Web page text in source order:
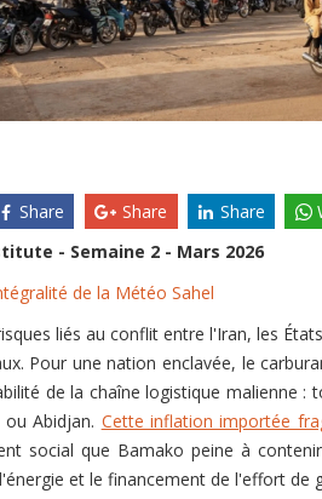
Share Share Share
- Semaine 2 - Mars 2026
de la Météo Sahel
liés au conflit entre l'Iran, les
Pour une nation enclavée, le
de la chaîne logistique malienne
Abidjan. Cette inflation importée
social que Bamako peine à
et le financement de l'effort de